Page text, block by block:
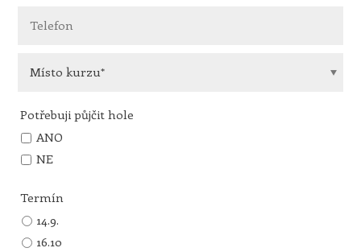
Potřebuji půjčit hole
ANO
NE
Termín
14.9.
16.10